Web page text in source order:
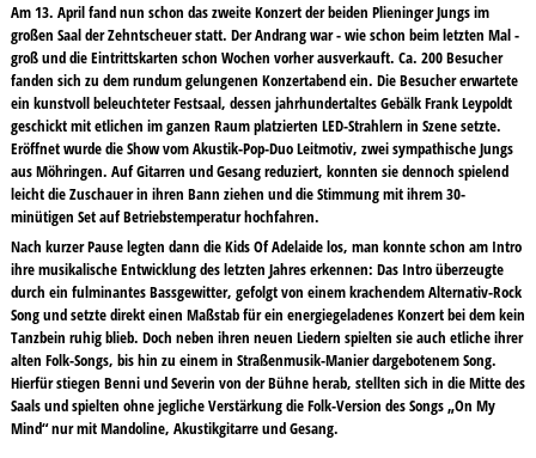
Am 13. April fand nun schon das zweite Konzert der beiden Plieninger Jungs im
großen Saal der Zehntscheuer statt. Der Andrang war - wie schon beim letzten Mal -
groß und die Eintrittskarten schon Wochen vorher ausverkauft. Ca. 200 Besucher
fanden sich zu dem rundum gelungenen Konzertabend ein. Die Besucher erwartete
ein kunstvoll beleuchteter Festsaal, dessen jahrhundertaltes Gebälk Frank Leypoldt
geschickt mit etlichen im ganzen Raum platzierten LED-Strahlern in Szene setzte.
Eröffnet wurde die Show vom Akustik-Pop-Duo Leitmotiv, zwei sympathische Jungs
aus Möhringen. Auf Gitarren und Gesang reduziert, konnten sie dennoch spielend
leicht die Zuschauer in ihren Bann ziehen und die Stimmung mit ihrem 30-
minütigen Set auf Betriebstemperatur hochfahren.
Nach kurzer Pause legten dann die Kids Of Adelaide los, man konnte schon am Intro
ihre musikalische Entwicklung des letzten Jahres erkennen: Das Intro überzeugte
durch ein fulminantes Bassgewitter, gefolgt von einem krachendem Alternativ-Rock
Song und setzte direkt einen Maßstab für ein energiegeladenes Konzert bei dem kein
Tanzbein ruhig blieb. Doch neben ihren neuen Liedern spielten sie auch etliche ihrer
alten Folk-Songs, bis hin zu einem in Straßenmusik-Manier dargebotenem Song.
Hierfür stiegen Benni und Severin von der Bühne herab, stellten sich in die Mitte des
Saals und spielten ohne jegliche Verstärkung die Folk-Version des Songs „On My
Mind“ nur mit Mandoline, Akustikgitarre und Gesang.